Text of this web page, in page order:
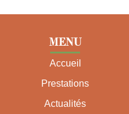
MENU
Accueil
Prestations
Actualités